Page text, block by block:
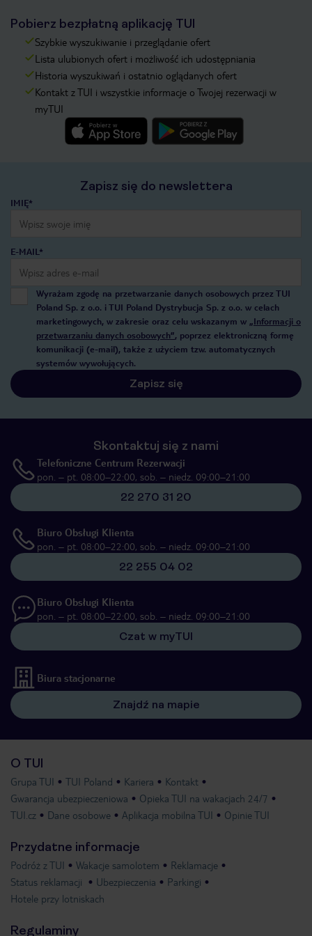
Pobierz bezpłatną aplikację TUI
Szybkie wyszukiwanie i przeglądanie ofert
Lista ulubionych ofert i możliwość ich udostępniania
Historia wyszukiwań i ostatnio oglądanych ofert
Kontakt z TUI i wszystkie informacje o Twojej rezerwacji w
myTUI
Zapisz się do newslettera
IMIĘ*
E-MAIL*
Wyrażam zgodę na przetwarzanie danych osobowych przez TUI
Poland Sp. z o.o. i TUI Poland Dystrybucja Sp. z o.o. w celach
marketingowych, w zakresie oraz celu wskazanym w „Informacji o
przetwarzaniu danych osobowych”, poprzez elektroniczną formę
komunikacji (e-mail), także z użyciem tzw. automatycznych
systemów wywołujących.
Zapisz się
Skontaktuj się z nami
Telefoniczne Centrum Rezerwacji
pon. – pt. 08:00–22:00, sob. – niedz. 09:00–21:00
22 270 31 20
Biuro Obsługi Klienta
pon. – pt. 08:00–22:00, sob. – niedz. 09:00–21:00
22 255 04 02
Biuro Obsługi Klienta
pon. – pt. 08:00–22:00, sob. – niedz. 09:00–21:00
Czat w myTUI
Biura stacjonarne
Znajdź na mapie
O TUI
Grupa TUI TUI Poland Kariera
Kontakt
Gwarancja ubezpieczeniowa
Opieka TUI na wakacjach 24/7
TUI.cz
Dane osobowe Aplikacja mobilna TUI Opinie TUI
Przydatne informacje
Podróż z TUI Wakacje samolotem
Reklamacje
Status reklamacji
Ubezpieczenia
Parkingi
Hotele przy lotniskach
Regulaminy